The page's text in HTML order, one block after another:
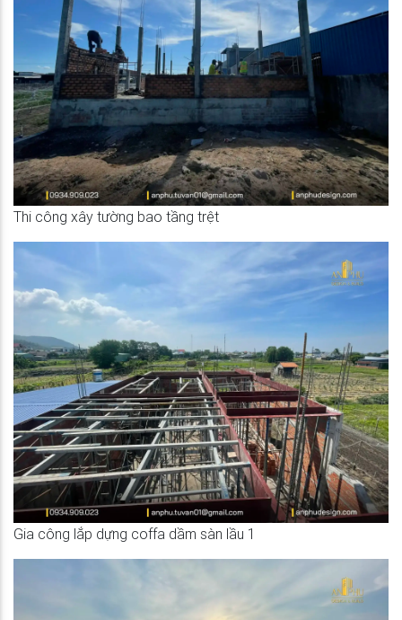
Thi công xây tường bao tầng trệt
Gia công lắp dựng coffa dầm sàn lầu 1